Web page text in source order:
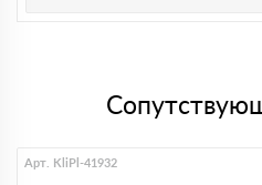
Арт. KliPl-41932